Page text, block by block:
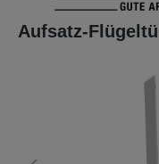
Aufsatz-
Bildergalerie überspringen